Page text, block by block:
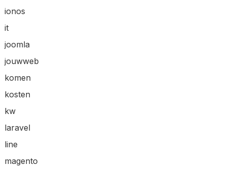
ionos
it
joomla
jouwweb
komen
kosten
kw
laravel
line
magento